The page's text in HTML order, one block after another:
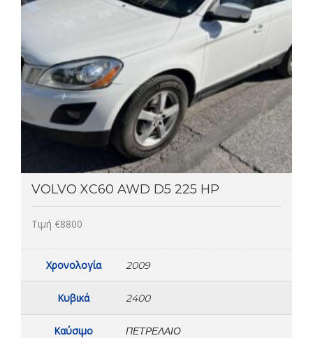
VOLVO XC60 AWD D5 225 HP
Τιμή €8800
Χρονολογία 2009
Κυβικά 2400
Καύσιμο ΠΕΤΡΈΛΑΙΟ